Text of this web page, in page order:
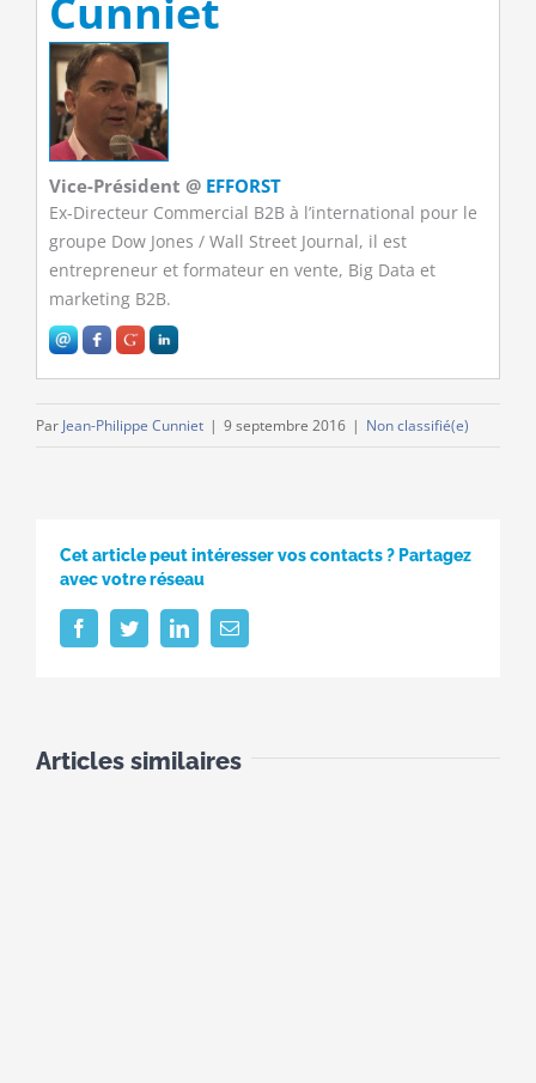
Cunniet
Vice-Président @ EFFORST
Ex-Directeur Commercial B2B à l’international pour le
groupe Dow Jones / Wall Street Journal, il est
entrepreneur et formateur en vente, Big Data et
marketing B2B.
Par Jean-Philippe Cunniet | 9 septembre 2016 | Non classifié(e)
Cet article peut intéresser vos contacts ? Partagez
avec votre réseau
FacebookTwitterLinkedInEmail
Articles similaires